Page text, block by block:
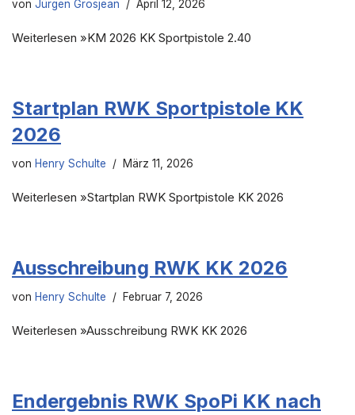
von Jürgen Grosjean April 12, 2026
Weiterlesen »KM 2026 KK Sportpistole 2.40
Startplan RWK Sportpistole KK
2026
von Henry Schulte März 11, 2026
Weiterlesen »Startplan RWK Sportpistole KK 2026
Ausschreibung RWK KK 2026
von Henry Schulte Februar 7, 2026
Weiterlesen »Ausschreibung RWK KK 2026
Endergebnis RWK SpoPi KK nach